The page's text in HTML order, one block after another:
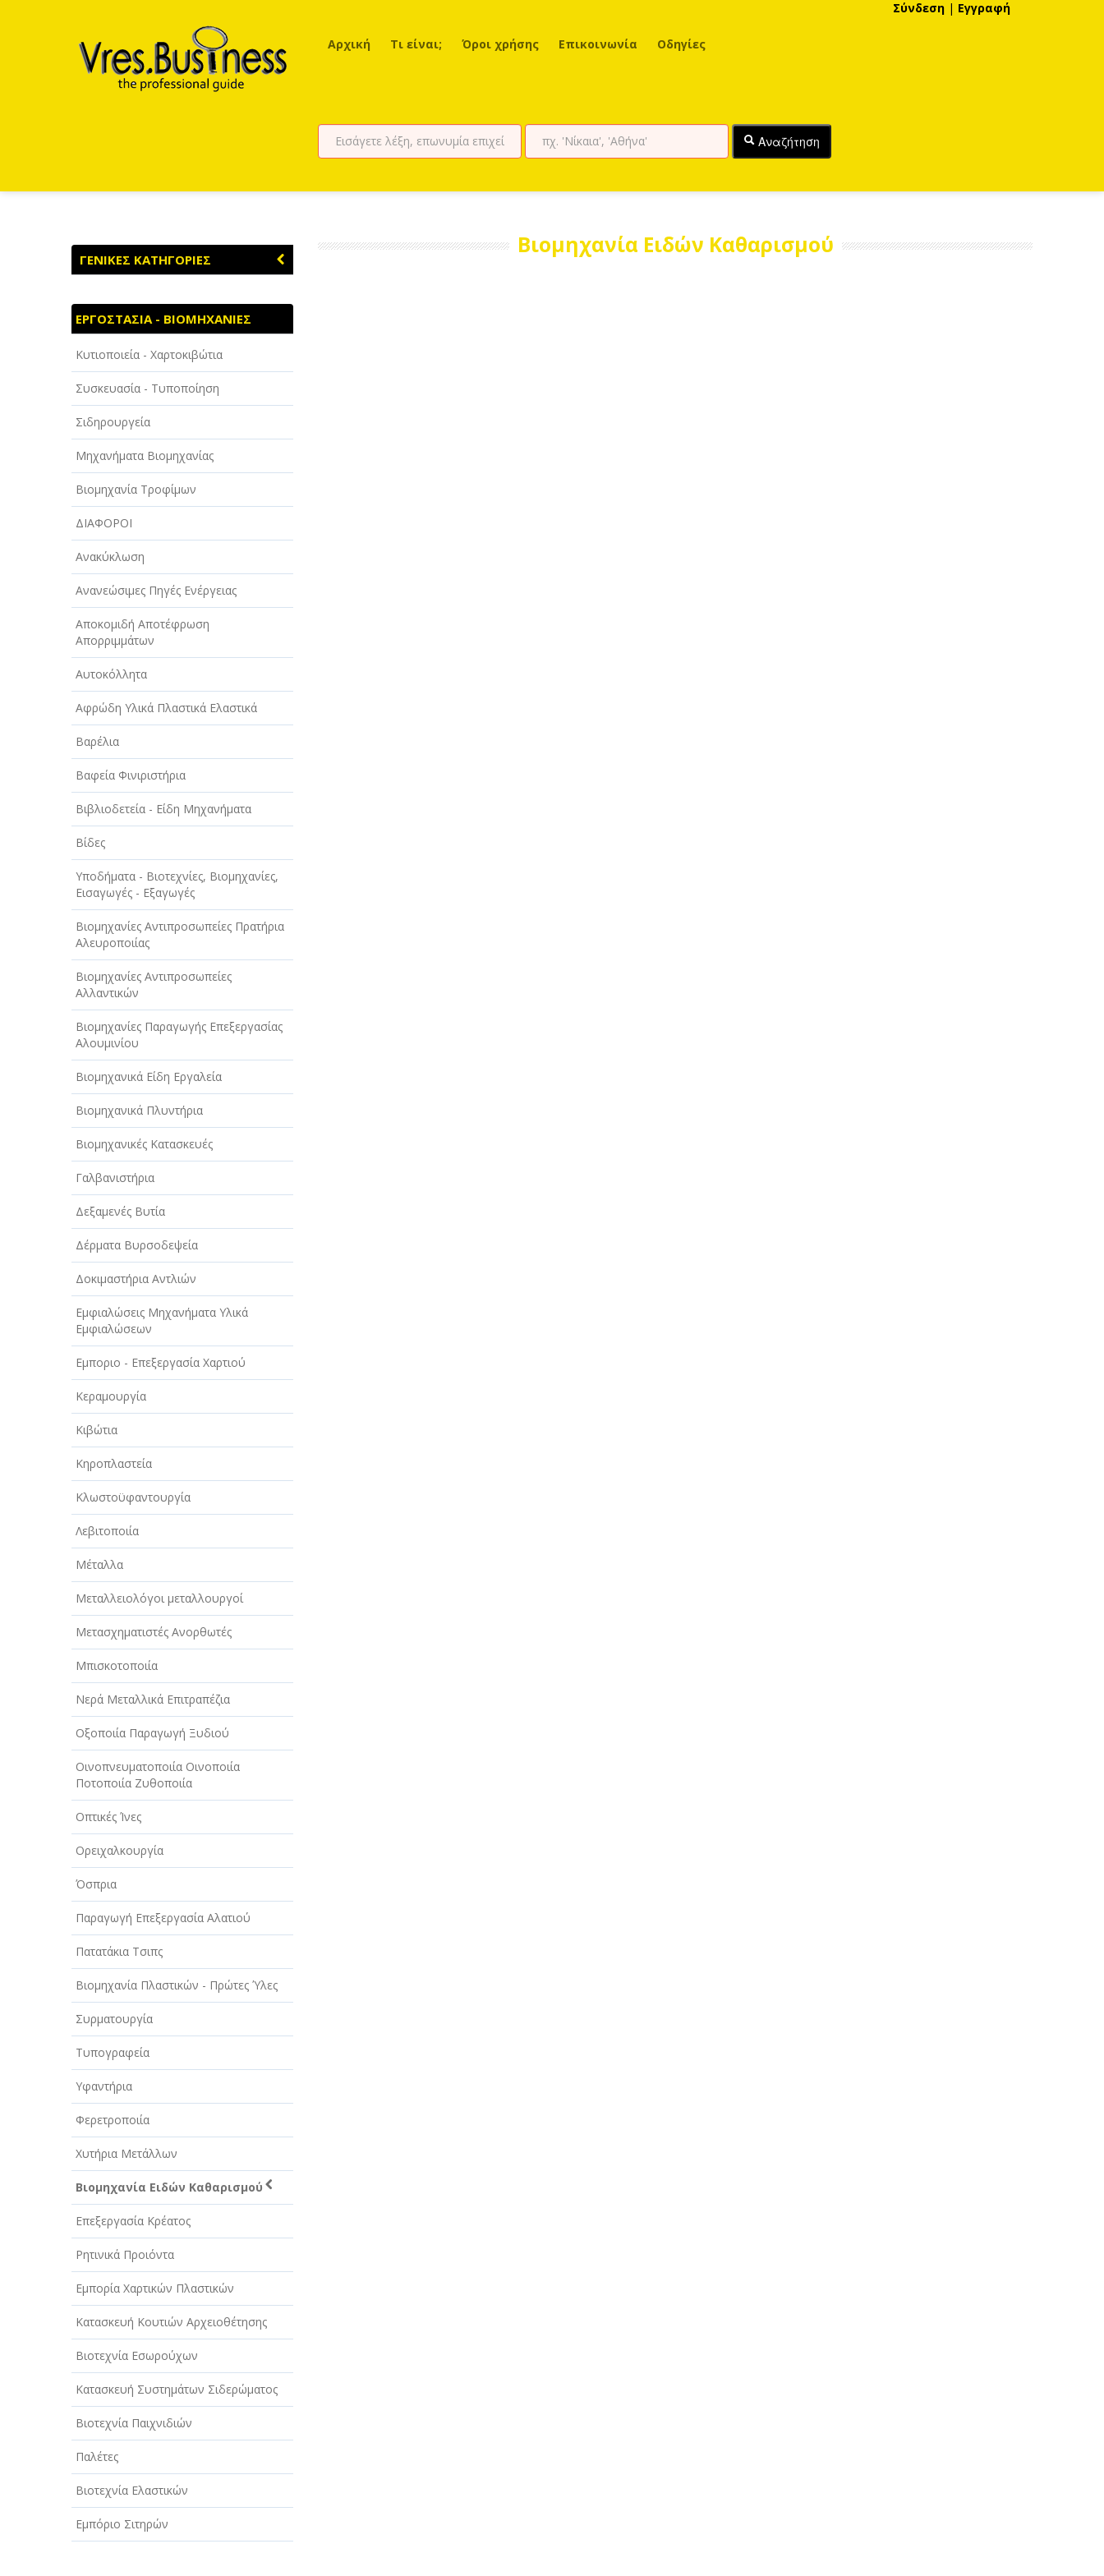
Αρχική Τι είναι; Όροι χρήσης Επικοινωνία Οδηγίες
Σύνδεση | Εγγραφή
Αναζήτηση
ΓΕΝΙΚΕΣ ΚΑΤΗΓΟΡΙΕΣ
ΑΓΡΟΤΙΚΑ - ΚΤΗΝΟΤΡΟΦΙΚΑ
ΑΘΛΗΤΙΣΜΟΣ
ΑΥΤΟΚΙΝΗΤΑ - ΜΗΧΑΝΕΣ - ΣΚΑΦΗ
ΔΙΑΣΚΕΔΑΣΗ - ΨΥΧΑΓΩΓΙΑ - ΤΕΧΝΕΣ
ΔΙΑΦΗΜΙΣΗ - ΜΜΕ
ΕΚΚΛΗΣΙΕΣ - ΦΙΛΑΝΘΡΩΠΙΚΑ
ΣΩΜΑΤΕΙΑ
ΕΚΠΑΙΔΕΥΣΗ - ΣΧΟΛΕΣ
ΕΜΠΟΡΙΟ - ΕΜΠΟΡΙΚΑ ΚΑΤΑΣΤΗΜΑΤΑ
ΕΡΓΟΣΤΑΣΙΑ - ΒΙΟΜΗΧΑΝΙΕΣ
ΞΕΝΟΔΟΧΕΙΑ - ΤΟΥΡΙΣΜΟΣ
ΟΜΟΡΦΙΑ
ΠΑΡΟΧΗ ΥΠΗΡΕΣΙΩΝ
ΤΕΧΝΙΚΑ - ΚΑΤΑΣΚΕΥΑΣΤΙΚΑ
ΤΕΧΝΟΛΟΓΙΑ
ΥΓΕΙΑ - ΙΑΤΡΟΙ
ΦΑΓΗΤΟ
ΕΡΓΟΣΤΑΣΙΑ - ΒΙΟΜΗΧΑΝΙΕΣ
Κυτιοποιεία - Χαρτοκιβώτια
Συσκευασία - Τυποποίηση
Σιδηρουργεία
Μηχανήματα Βιομηχανίας
Βιομηχανία Τροφίμων
ΔΙΑΦΟΡΟΙ
Ανακύκλωση
Ανανεώσιμες Πηγές Ενέργειας
Αποκομιδή Αποτέφρωση
Απορριμμάτων
Αυτοκόλλητα
Αφρώδη Υλικά Πλαστικά Ελαστικά
Βαρέλια
Βαφεία Φινιριστήρια
Βιβλιοδετεία - Είδη Μηχανήματα
Βίδες
Υποδήματα - Βιοτεχνίες, Βιομηχανίες,
Εισαγωγές - Εξαγωγές
Βιομηχανίες Αντιπροσωπείες Πρατήρια
Αλευροποιίας
Βιομηχανίες Αντιπροσωπείες
Αλλαντικών
Βιομηχανίες Παραγωγής Επεξεργασίας
Αλουμινίου
Βιομηχανικά Είδη Εργαλεία
Βιομηχανικά Πλυντήρια
Βιομηχανικές Κατασκευές
Γαλβανιστήρια
Δεξαμενές Βυτία
Δέρματα Βυρσοδεψεία
Δοκιμαστήρια Αντλιών
Εμφιαλώσεις Μηχανήματα Υλικά
Εμφιαλώσεων
Εμποριο - Επεξεργασία Χαρτιού
Κεραμουργία
Κιβώτια
Κηροπλαστεία
Κλωστοϋφαντουργία
Λεβιτοποιία
Μέταλλα
Μεταλλειολόγοι μεταλλουργοί
Μετασχηματιστές Ανορθωτές
Μπισκοτοποιία
Νερά Μεταλλικά Επιτραπέζια
Οξοποιία Παραγωγή Ξυδιού
Οινοπνευματοποιία Οινοποιία
Ποτοποιία Ζυθοποιία
Οπτικές Ίνες
Ορειχαλκουργία
Όσπρια
Παραγωγή Επεξεργασία Αλατιού
Πατατάκια Τσιπς
Βιομηχανία Πλαστικών - Πρώτες Ύλες
Συρματουργία
Τυπογραφεία
Υφαντήρια
Φερετροποιία
Χυτήρια Μετάλλων
Βιομηχανία Ειδών Καθαρισμού
Επεξεργασία Κρέατος
Ρητινικά Προιόντα
Εμπορία Χαρτικών Πλαστικών
Κατασκευή Κουτιών Αρχειοθέτησης
Βιοτεχνία Εσωρούχων
Κατασκευή Συστημάτων Σιδερώματος
Βιοτεχνία Παιχνιδιών
Παλέτες
Βιοτεχνία Ελαστικών
Εμπόριο Σιτηρών
Βιομηχανία Ειδών Καθαρισμού